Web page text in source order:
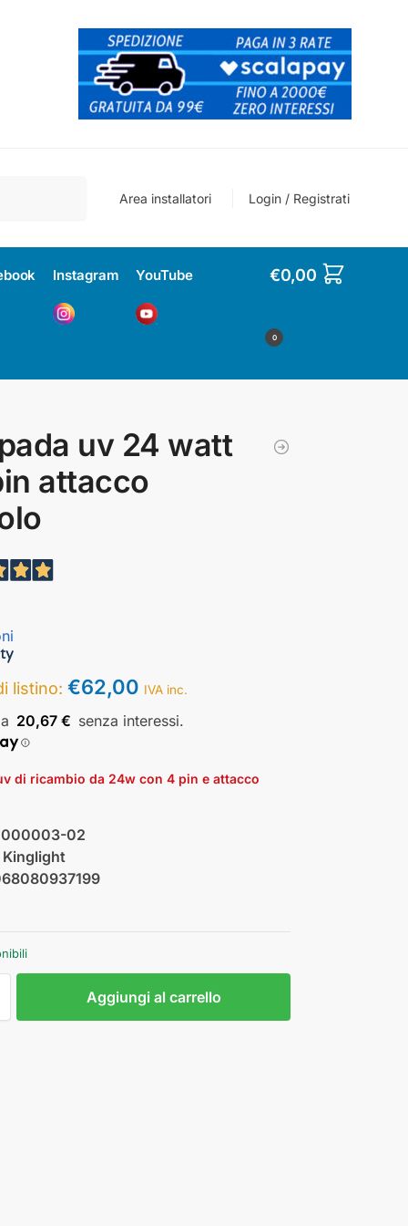
Area installatori Login / Registrati
Instagram YouTube €0,00
0
uv 24 watt
attacco
listino:€62,00 IVA inc.
20,67 €
di ricambio da 24w con 4 pin e attacco
02
Kinglight
Aggiungi al carrello